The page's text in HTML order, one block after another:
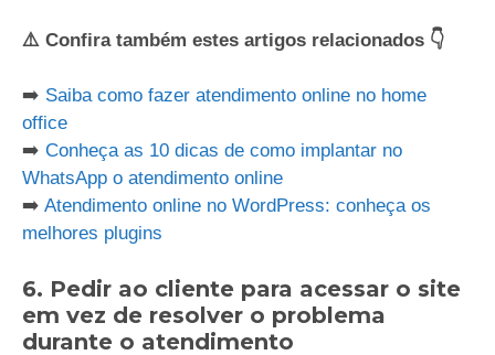
⚠️ Confira também estes artigos relacionados 👇
➡️ Saiba como fazer atendimento online no home
office
➡️ Conheça as 10 dicas de como implantar no
WhatsApp o atendimento online
➡️ Atendimento online no WordPress: conheça os
melhores plugins
6. Pedir ao cliente para acessar o site
em vez de resolver o problema
durante o atendimento